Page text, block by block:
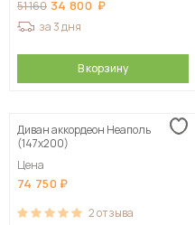
51 160 34 800
за 3 дня
В корзину
Диван аккордеон Неаполь
(147х200)
Цена
74 750
2отзыва